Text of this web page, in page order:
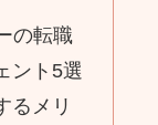
の転職
ント5選
るメリ